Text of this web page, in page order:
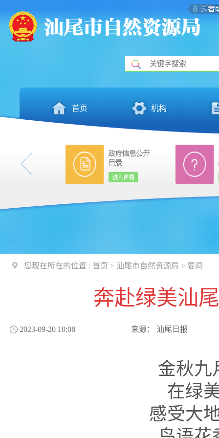
首页 机构
您现在所在的位置 : 首页 > 汕尾市自然资源局 > 要闻
奔赴绿美汕
2023-09-20 10:08 来源： 汕尾日报
金秋九
在绿
感受大